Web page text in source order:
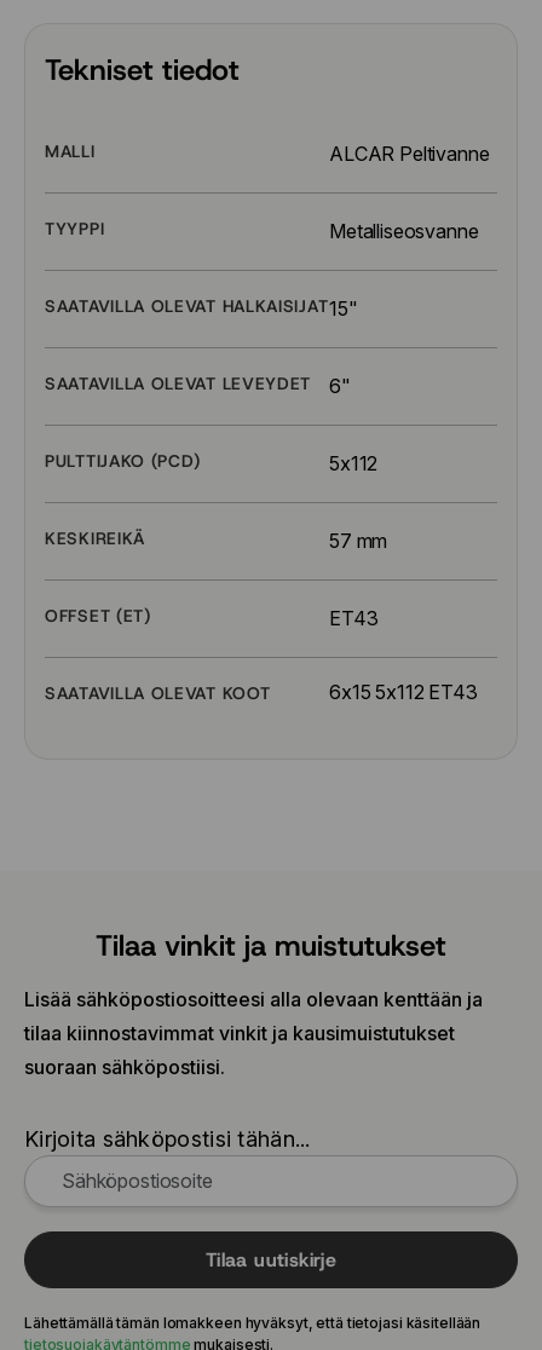
Tekniset tiedot
MALLI ALCAR Peltivanne
TYYPPI Metalliseosvanne
SAATAVILLA OLEVAT HALKAISIJAT15"
SAATAVILLA OLEVAT LEVEYDET 6"
PULTTIJAKO (PCD) 5x112
KESKIREIKÄ 57 mm
OFFSET (ET) ET43
SAATAVILLA OLEVAT KOOT 6x15 5x112 ET43
Tilaa vinkit ja muistutukset
Lisää sähköpostiosoitteesi alla olevaan kenttään ja
tilaa kiinnostavimmat vinkit ja kausimuistutukset
suoraan sähköpostiisi.
Kirjoita sähköpostisi tähän...
Tilaa uutiskirje
Lähettämällä tämän lomakkeen hyväksyt, että tietojasi käsitellään
tietosuojakäytäntömme mukaisesti.